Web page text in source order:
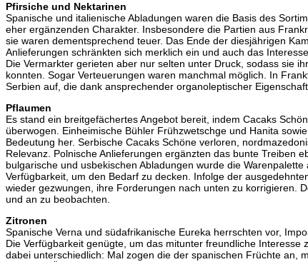
Pfirsiche und Nektarinen
Spanische und italienische Abladungen waren die Basis des
eher ergänzenden Charakter. Insbesondere die Partien aus
sie waren dementsprechend teuer. Das Ende der diesjährigen
Anlieferungen schränkten sich merklich ein und auch das
Die Vermarkter gerieten aber nur selten unter Druck, sodass sie
konnten. Sogar Verteuerungen waren manchmal möglich. In
Serbien auf, die dank ansprechender organoleptischer
Pflaumen
Es stand ein breitgefächertes Angebot bereit, indem Cacaks
überwogen. Einheimische Bühler Frühzwetschge und Hanita
Bedeutung her. Serbische Cacaks Schöne verloren,
Relevanz. Polnische Anlieferungen ergänzten das bunte Treiben
bulgarische und usbekischen Abladungen wurde die
Verfügbarkeit, um den Bedarf zu decken. Infolge der
wieder gezwungen, ihre Forderungen nach unten zu korrigieren.
und an zu beobachten.
Zitronen
Spanische Verna und südafrikanische Eureka herrschten vor,
Die Verfügbarkeit genügte, um das mitunter freundliche Interesse
dabei unterschiedlich: Mal zogen die der spanischen Früchte an,